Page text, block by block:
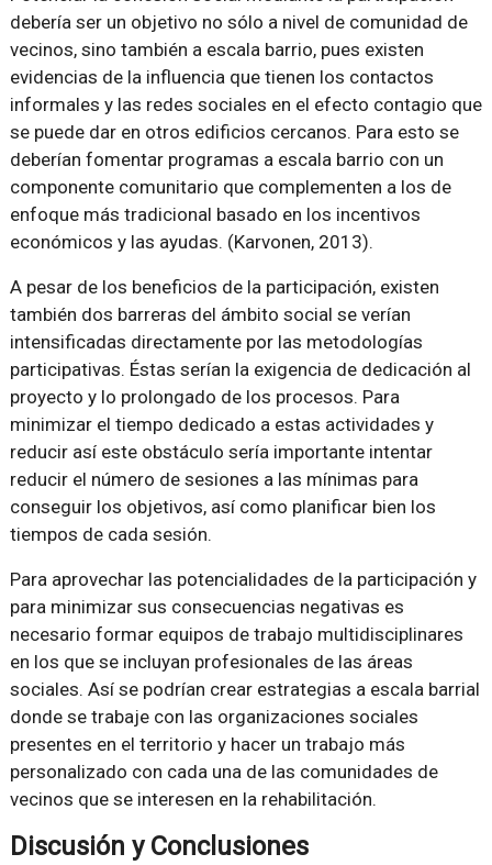
debería ser un objetivo no sólo a nivel de comunidad de
vecinos, sino también a escala barrio, pues existen
evidencias de la influencia que tienen los contactos
informales y las redes sociales en el efecto contagio que
se puede dar en otros edificios cercanos. Para esto se
deberían fomentar programas a escala barrio con un
componente comunitario que complementen a los de
enfoque más tradicional basado en los incentivos
económicos y las ayudas. (Karvonen, 2013).
A pesar de los beneficios de la participación, existen
también dos barreras del ámbito social se verían
intensificadas directamente por las metodologías
participativas. Éstas serían la exigencia de dedicación al
proyecto y lo prolongado de los procesos. Para
minimizar el tiempo dedicado a estas actividades y
reducir así este obstáculo sería importante intentar
reducir el número de sesiones a las mínimas para
conseguir los objetivos, así como planificar bien los
tiempos de cada sesión.
Para aprovechar las potencialidades de la participación y
para minimizar sus consecuencias negativas es
necesario formar equipos de trabajo multidisciplinares
en los que se incluyan profesionales de las áreas
sociales. Así se podrían crear estrategias a escala barrial
donde se trabaje con las organizaciones sociales
presentes en el territorio y hacer un trabajo más
personalizado con cada una de las comunidades de
vecinos que se interesen en la rehabilitación.
Discusión y Conclusiones